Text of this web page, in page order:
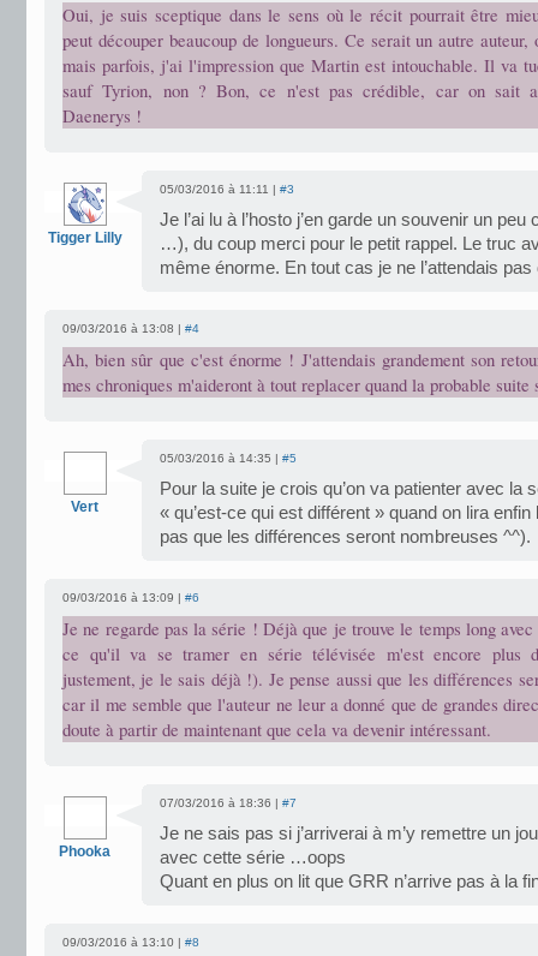
Oui, je suis sceptique dans le sens où le récit pourrait être
peut découper beaucoup de longueurs. Ce serait un autre
mais parfois, j'ai l'impression que Martin est intouchable. Il va
sauf Tyrion, non ? Bon, ce n'est pas crédible, car on sait
Daenerys !
Tigger Lilly
05/03/2016 à 11:11 | #3
Je l’ai lu à l’hosto j’en garde un souvenir un
…), du coup merci pour le petit rappel. Le truc
même énorme. En tout cas je ne l’attendais pas
09/03/2016 à 13:08 | #4
Ah, bien sûr que c'est énorme ! J'attendais grandement son
mes chroniques m'aideront à tout replacer quand la probable suite
Vert
05/03/2016 à 14:35 | #5
Pour la suite je crois qu’on va patienter avec la
« qu’est-ce qui est différent » quand on lira
pas que les différences seront nombreuses ^^).
09/03/2016 à 13:09 | #6
Je ne regarde pas la série ! Déjà que je trouve le temps long
ce qu'il va se tramer en série télévisée m'est encore plus
justement, je le sais déjà !). Je pense aussi que les différences
car il me semble que l'auteur ne leur a donné que de grandes
doute à partir de maintenant que cela va devenir intéressant.
Phooka
07/03/2016 à 18:36 | #7
Je ne sais pas si j’arriverai à m’y remettre un
avec cette série …oops
Quant en plus on lit que GRR n’arrive pas à la
09/03/2016 à 13:10 | #8